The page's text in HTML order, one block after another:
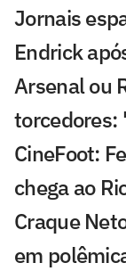
Jornais
Endrick
Arsenal ou
torcedores:
CineFoot:
chega ao
Craque
em